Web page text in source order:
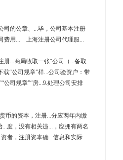
的公章、...毕，公司基本注册
费用... 上海注册公司代理服...
...商局收取一张“公司（...备取
“公司规章”样...公司验资户：带
公司规章”“房...9.处理公司安排
币的资本，注册...分应两年内缴
度，没有相关违...，应拥有两名
者，注册资本确...信息和实际